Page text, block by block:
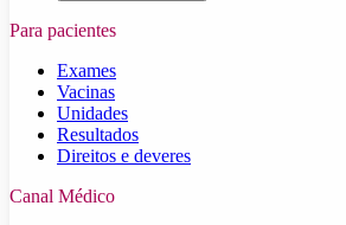
Para pacientes
Exames
Vacinas
Unidades
Resultados
Direitos e deveres
Canal Médico